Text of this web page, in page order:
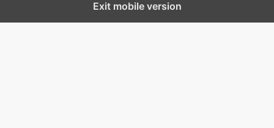
Exit mobile version